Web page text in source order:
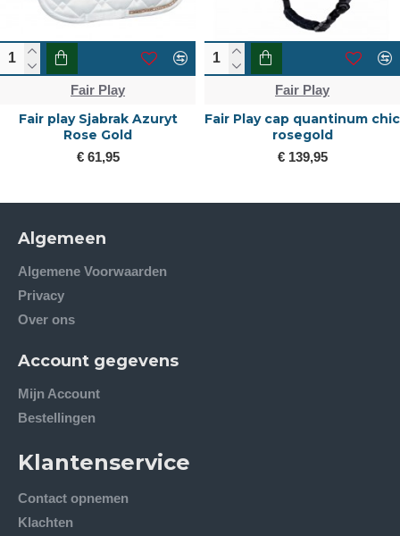
Fair Play
Fair play Sjabrak Azuryt
Rose Gold
€ 61,95
Fair Play
Fair Play cap quantinum chic
rosegold
€ 139,95
Algemeen
Algemene Voorwaarden
Privacy
Over ons
Account gegevens
Mijn Account
Bestellingen
Klantenservice
Contact opnemen
Klachten